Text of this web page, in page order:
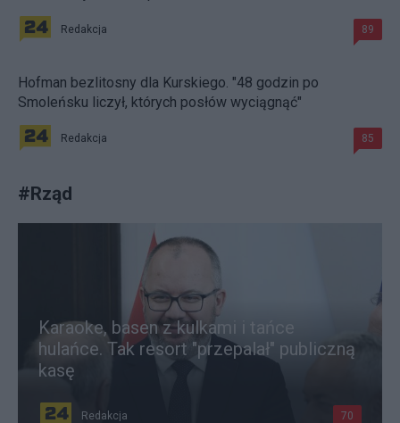
Redakcja 89
Hofman bezlitosny dla Kurskiego. "48 godzin po
Smoleńsku liczył, których posłów wyciągnąć"
Redakcja 85
#Rząd
Karaoke, basen z kulkami i tańce
hulańce. Tak resort "przepalał" publiczną
kasę
Redakcja 70